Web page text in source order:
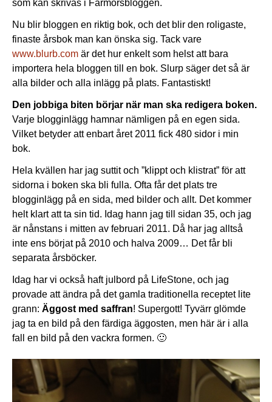
som kan skrivas i Farmorsbloggen.
Nu blir bloggen en riktig bok, och det blir den roligaste,
finaste årsbok man kan önska sig. Tack vare
www.blurb.com är det hur enkelt som helst att bara
importera hela bloggen till en bok. Slurp säger det så är
alla bilder och alla inlägg på plats. Fantastiskt!
Den jobbiga biten börjar när man ska redigera boken.
Varje blogginlägg hamnar nämligen på en egen sida.
Vilket betyder att enbart året 2011 fick 480 sidor i min
bok.
Hela kvällen har jag suttit och ”klippt och klistrat” för att
sidorna i boken ska bli fulla. Ofta får det plats tre
blogginlägg på en sida, med bilder och allt. Det kommer
helt klart att ta sin tid. Idag hann jag till sidan 35, och jag
är nånstans i mitten av februari 2011. Då har jag alltså
inte ens börjat på 2010 och halva 2009… Det får bli
separata årsböcker.
Idag har vi också haft julbord på LifeStone, och jag
provade att ändra på det gamla traditionella receptet lite
grann: Äggost med saffran! Supergott! Tyvärr glömde
jag ta en bild på den färdiga äggosten, men här är i alla
fall en bild på den vackra formen. 🙂